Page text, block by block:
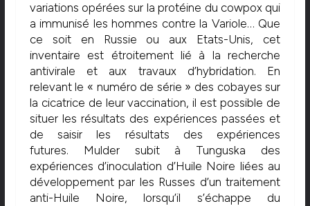
variations opérées sur la protéine du cowpox qui
a immunisé les hommes contre la Variole… Que
ce soit en Russie ou aux Etats-Unis, cet
inventaire est étroitement lié à la recherche
antivirale et aux travaux d’hybridation. En
relevant le « numéro de série » des cobayes sur
la cicatrice de leur vaccination, il est possible de
situer les résultats des expériences passées et
de saisir les résultats des expériences
futures.
Muldersubit à Tunguska des
expériences d’inoculation d’Huile Noire liées au
développement par les Russes d’un traitement
anti-Huile Noire, lorsqu’il s’échappe du